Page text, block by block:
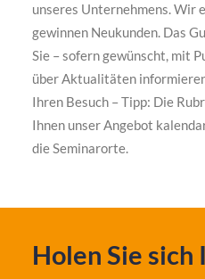
unseres Unternehmens. Wir
gewinnen Neukunden. Das
Sie – sofern gewünscht, mit
über Aktualitäten
Ihren Besuch – Tipp: Die
Ihnen unser Angebot
die Seminarorte.
Holen Sie